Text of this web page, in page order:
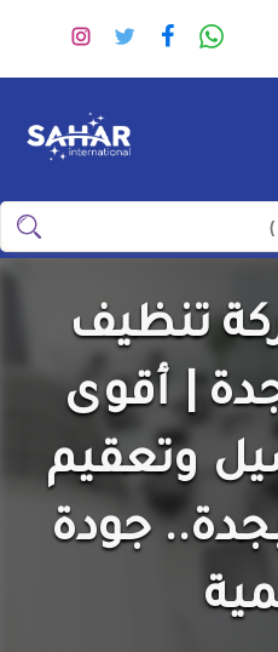
راسلنا تابعنا تابعنا
تنظيف
| أقوى
وتعقيم
جودة